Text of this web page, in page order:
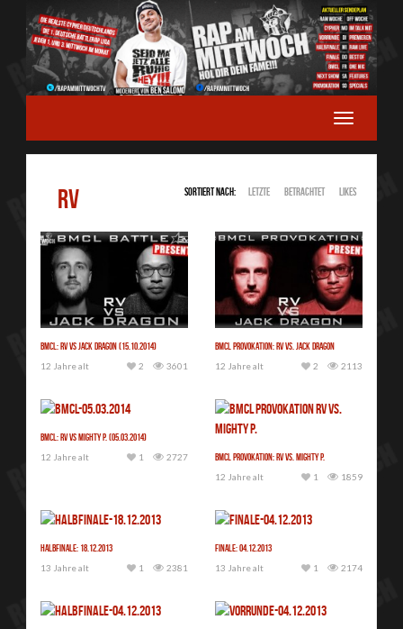
RV Sortiert nach: Letzte Betrachtet Likes
BMCL: RV vs Jack Dragon (15.10.2014)
12 Jahre alt
3601
2
BMCL Provokation: RV vs. Jack Dragon
12 Jahre alt
2113
2
BMCL: RV vs Mighty P. (05.03.2014)
12 Jahre alt
2727
1
BMCL Provokation: RV vs. Mighty P.
12 Jahre alt
1859
1
Halbfinale: 18.12.2013
13 Jahre alt
2381
1
Finale: 04.12.2013
13 Jahre alt
2174
1